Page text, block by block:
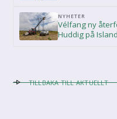
NYHETER
Vélfang ny
Huddig på Island
TILLBAKA TILL AKTUELLT